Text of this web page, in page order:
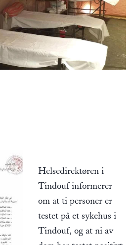
Helsedirektøren i
Tindouf informerer
om at ti personer er
testet på et sykehus i
Tindouf, og at ni av